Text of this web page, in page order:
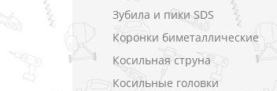
Зубила и пики SDS
Коронки биметаллические
Косильная струна
Косильные головки